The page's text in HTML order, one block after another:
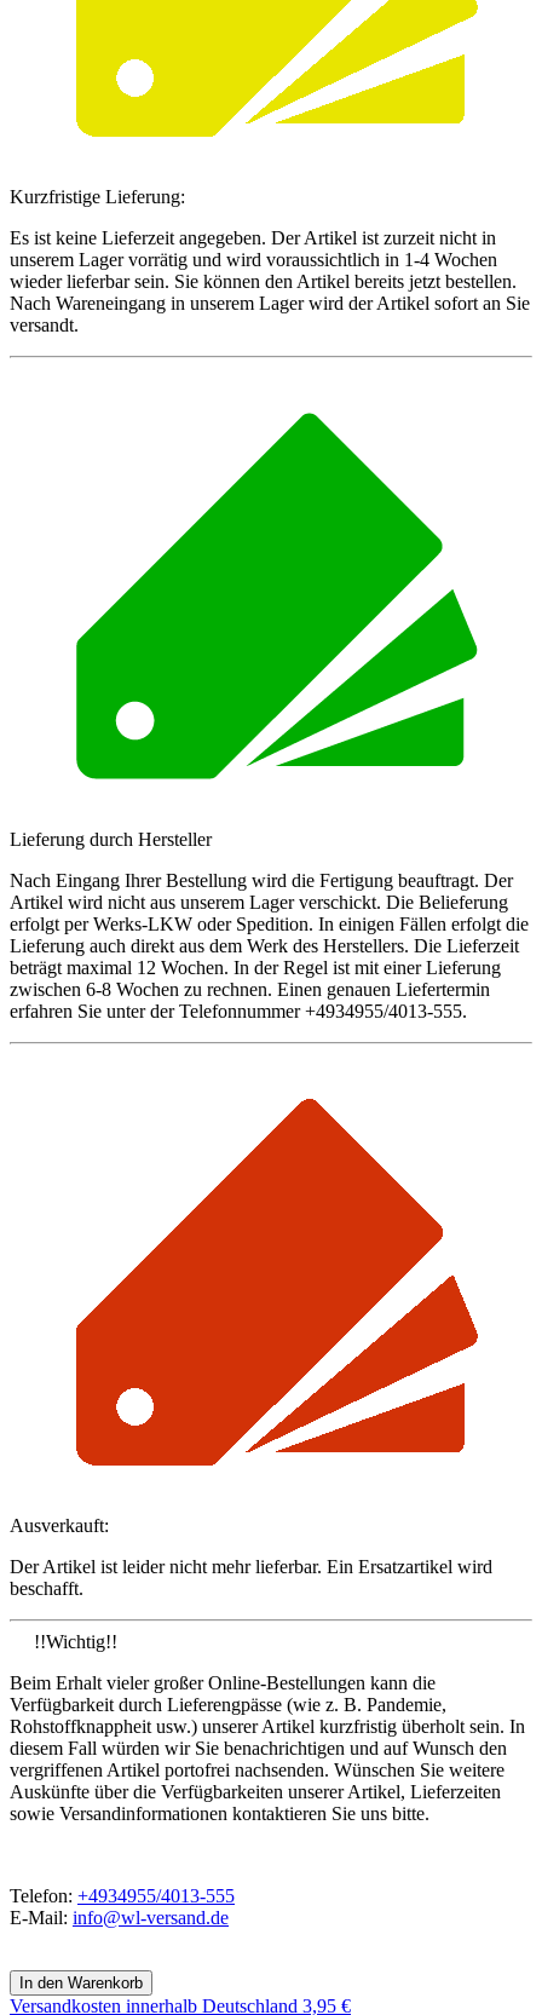
Kurzfristige Lieferung:
Es ist keine Lieferzeit angegeben. Der Artikel ist zurzeit nicht in
unserem Lager vorrätig und wird voraussichtlich in 1-4 Wochen
wieder lieferbar sein. Sie können den Artikel bereits jetzt bestellen.
Nach Wareneingang in unserem Lager wird der Artikel sofort an Sie
versandt.
Lieferung durch Hersteller
Nach Eingang Ihrer Bestellung wird die Fertigung beauftragt. Der
Artikel wird nicht aus unserem Lager verschickt. Die Belieferung
erfolgt per Werks-LKW oder Spedition. In einigen Fällen erfolgt die
Lieferung auch direkt aus dem Werk des Herstellers. Die Lieferzeit
beträgt maximal 12 Wochen. In der Regel ist mit einer Lieferung
zwischen 6-8 Wochen zu rechnen. Einen genauen Liefertermin
erfahren Sie unter der Telefonnummer +4934955/4013-555.
Ausverkauft:
Der Artikel ist leider nicht mehr lieferbar. Ein Ersatzartikel wird
beschafft.
!!Wichtig!!
Beim Erhalt vieler großer Online-Bestellungen kann die
Verfügbarkeit durch Lieferengpässe (wie z. B. Pandemie,
Rohstoffknappheit usw.) unserer Artikel kurzfristig überholt sein. In
diesem Fall würden wir Sie benachrichtigen und auf Wunsch den
vergriffenen Artikel portofrei nachsenden. Wünschen Sie weitere
Auskünfte über die Verfügbarkeiten unserer Artikel, Lieferzeiten
sowie Versandinformationen kontaktieren Sie uns bitte.
Telefon: +4934955/4013-555
E-Mail: info@wl-versand.de
Versandkosten innerhalb Deutschland 3,95 €